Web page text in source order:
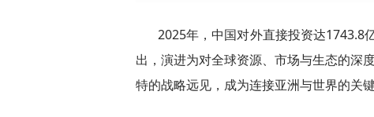
2025年，中国对外直接投资达1743.8
出，演进为对全球资源、市场与生态的深
特的战略远见，成为连接亚洲与世界的关键